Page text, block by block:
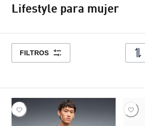
Lifestyle para mujer
FILTROS